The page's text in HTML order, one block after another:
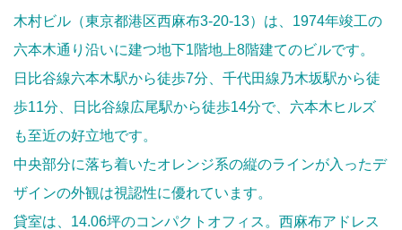
木村ビル（東京都港区西麻布3-20-13）は、1974年竣工の
六本木通り沿いに建つ地下1階地上8階建てのビルです。
日比谷線六本木駅から徒歩7分、千代田線乃木坂駅から徒
歩11分、日比谷線広尾駅から徒歩14分で、六本木ヒルズ
も至近の好立地です。
中央部分に落ち着いたオレンジ系の縦のラインが入ったデ
ザインの外観は視認性に優れています。
貸室は、14.06坪のコンパクトオフィス。西麻布アドレス